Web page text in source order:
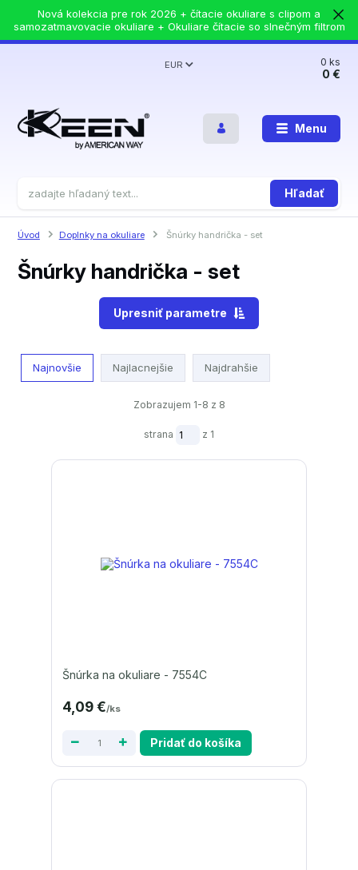
Nová kolekcia pre rok 2026 + čítacie okuliare s clipom a
samozatmavovacie okuliare + Okuliare čítacie so slnečným filtrom
Menu
EUR
Hľadať
0ks
0 €
Úvod Doplnky na okuliare Šnúrky handrička - set
Šnúrky handrička - set
Upresniť parametre
Najnovšie Najlacnejšie Najdrahšie
Zobrazujem 1-8 z 8
strana z 1
Šnúrka na okuliare - 7554C
4,09 €/ks
Pridať do košíka